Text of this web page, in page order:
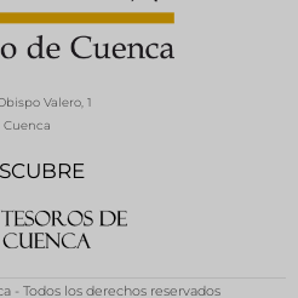
Valero, 1
Cuenca
- Todos los derechos reservados